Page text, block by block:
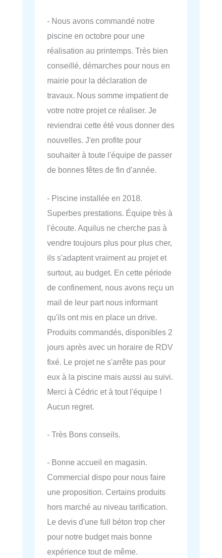
- Nous avons commandé notre
piscine en octobre pour une
réalisation au printemps. Très bien
conseillé, démarches pour nous en
mairie pour la déclaration de
travaux. Nous somme impatient de
votre notre projet ce réaliser. Je
reviendrai cette été vous donner des
nouvelles. J'en profite pour
souhaiter à toute l'équipe de passer
de bonnes fêtes de fin d'année.
- Piscine installée en 2018.
Superbes prestations. Équipe très à
l'écoute. Aquilus ne cherche pas à
vendre toujours plus pour plus cher,
ils s'adaptent vraiment au projet et
surtout, au budget. En cette période
de confinement, nous avons reçu un
mail de leur part nous informant
qu'ils ont mis en place un drive.
Produits commandés, disponibles 2
jours après avec un horaire de RDV
fixé. Le projet ne s'arrête pas pour
eux à la piscine mais aussi au suivi.
Merci à Cédric et à tout l'équipe !
Aucun regret.
- Très Bons conseils.
- Bonne accueil en magasin.
Commercial dispo pour nous faire
une proposition. Certains produits
hors marché au niveau tarification.
Le devis d'une full béton trop cher
pour notre budget mais bonne
expérience tout de même.